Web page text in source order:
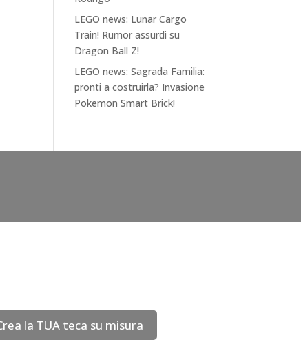
LEGO news: Lunar Cargo
Train! Rumor assurdi su
Dragon Ball Z!
LEGO news: Sagrada Familia:
pronti a costruirla? Invasione
Pokemon Smart Brick!
la TUA teca su misura